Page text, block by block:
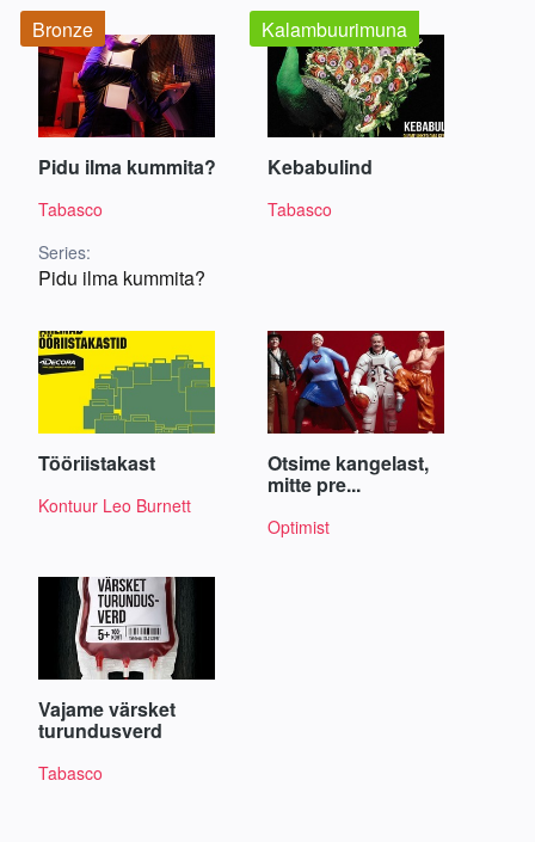
Pidu ilma kummita?
Tabasco
Series:
Pidu ilma kummita?
Bronze
Kebabulind
Tabasco
Kalambuurimuna
Tööriistakast
Kontuur Leo Burnett
Otsime kangelast,
mitte pre...
Optimist
Vajame värsket
turundusverd
Tabasco